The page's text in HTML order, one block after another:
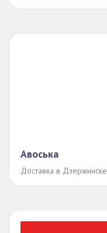
Авоська
Доставка в Дзержинске